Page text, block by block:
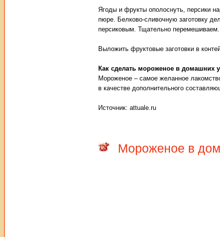
Ягоды и фрукты ополоснуть, персики
пюре. Белково-сливочную заготовку
персиковым. Тщательно перемешиваем.
Выложить фруктовые заготовки в
Как сделать мороженое в домашних
Мороженое – самое желанное
в качестве дополнительного
Источник: attuale.ru
Мороженое в